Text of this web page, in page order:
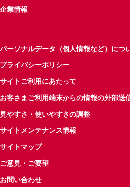
企業情報
パーソナルデータ（個人情報など）につ
プライバシーポリシー
サイトご利用にあたって
お客さまご利用端末からの情報の外部送
見やすさ・使いやすさの調整
サイトメンテナンス情報
サイトマップ
ご意見・ご要望
お問い合わせ